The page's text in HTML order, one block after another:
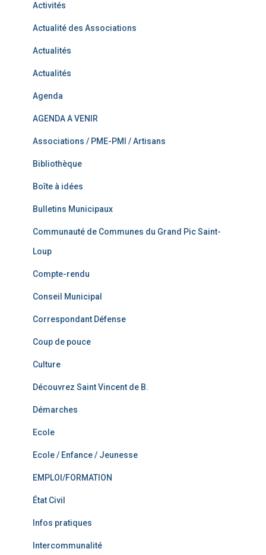
Activités
Actualité des Associations
Actualités
Actualités
Agenda
AGENDA A VENIR
Associations / PME-PMI / Artisans
Bibliothèque
Boîte à idées
Bulletins Municipaux
Communauté de Communes du Grand Pic Saint-
Loup
Compte-rendu
Conseil Municipal
Correspondant Défense
Coup de pouce
Culture
Découvrez Saint Vincent de B.
Démarches
Ecole
Ecole / Enfance / Jeunesse
EMPLOI/FORMATION
État Civil
Infos pratiques
Intercommunalité